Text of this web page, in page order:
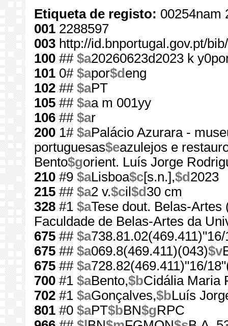
Etiqueta de registo: 00254nam
001 2288597
003 http://id.bnportugal.gov.pt/
100 ## $a20260623d2023 k
101 0# $apor$d eng
102 ## $aPT
105 ## $aa m 001yy
106 ## $ar
200 1# $aPalácio Azurara -
portuguesas$eazulejos e
Bento$gorient. Luís Jorge
210 #9 $aLisboa$c[s.n.],$d 2023
215 ## $a2 v.$cil $d 30 cm
328 #1 $aTese dout. Belas-
Faculdade de Belas-Artes da
675 ## $a
675 ## $a069.8(469.411)(043)$v
675 ## $a728.82(469.411)"16/
700 #1 $aBento,$bCidália Maria
702 #1 $aGonçalves,$bLuís
801 #0 $aPT$bBN$gRPC